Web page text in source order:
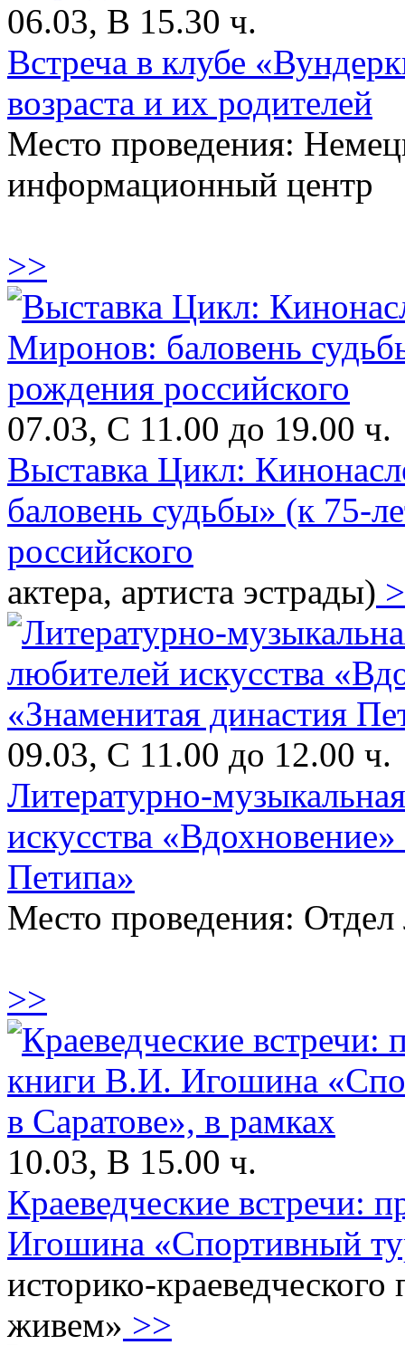
06.03, В 15.30 ч.
Встреча в клубе
возраста и их родителей
Место проведения:
информационный центр
>>
07.03, С 11.00 до 19.00 ч.
Выставка Цикл:
баловень судьбы» (к 75-
российского
актера, артиста эстрады)
09.03, С 11.00 до 12.00 ч.
Литературно-
искусства
Петипа»
Место проведения:
>>
10.03, В 15.00 ч.
Краеведческие встречи:
Игошина «Спортивный
историко-
живем» >>